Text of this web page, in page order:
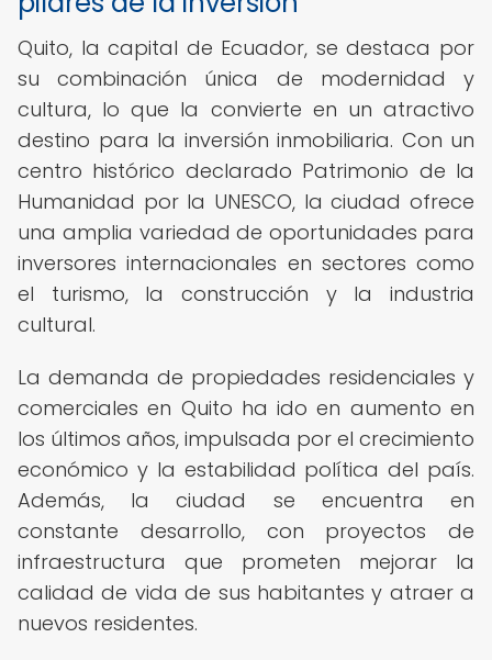
Quito, la capital de Ecuador, se destaca por
su combinación única de modernidad y
cultura, lo que la convierte en un atractivo
destino para la inversión inmobiliaria. Con un
centro histórico declarado Patrimonio de la
Humanidad por la UNESCO, la ciudad ofrece
una amplia variedad de oportunidades para
inversores internacionales en sectores como
el turismo, la construcción y la industria
cultural.
La demanda de propiedades residenciales y
comerciales en Quito ha ido en aumento en
los últimos años, impulsada por el crecimiento
económico y la estabilidad política del país.
Además, la ciudad se encuentra en
constante desarrollo, con proyectos de
infraestructura que prometen mejorar la
calidad de vida de sus habitantes y atraer a
nuevos residentes.